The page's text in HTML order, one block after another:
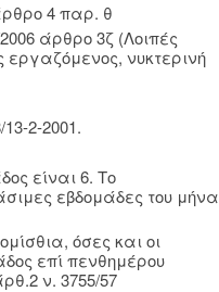
4 παρ. θ
άρθρο 3ζ (Λοιπές
νυκτερινή
2-2001.
είναι 6. Το
εβδομάδες του μήνα
όσες και οι
επί πενθημέρου
ν. 3755/57